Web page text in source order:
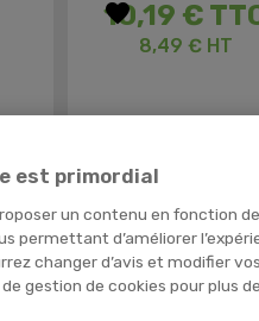
10,19 €
8,49 € HT
favorite
Neutralise les
Parfum menthe
Conditionnement
est primordial
un contenu en fonction
permettant d’améliorer
changer d’avis et modifier
gestion de cookies pour plus